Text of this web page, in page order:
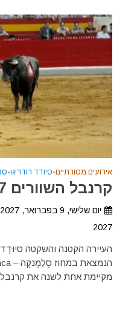
אירועים מסורתיים•סיודד רודריגו•
קרנבל השוורים 2027
2027
מקיימת אחת לשנה את קרנבל